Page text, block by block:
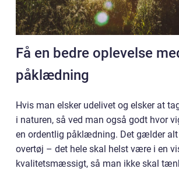
Få en bedre oplevelse
påklædning
Hvis man elsker udelivet og elsker at
i naturen, så ved man også godt hvor
en ordentlig påklædning. Det gælder
overtøj – det hele skal helst være i en
kvalitetsmæssigt, så man ikke skal